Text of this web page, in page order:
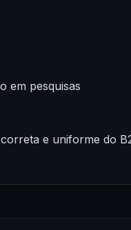
em pesquisas
e uniforme do